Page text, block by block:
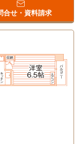
合せ・資料請求